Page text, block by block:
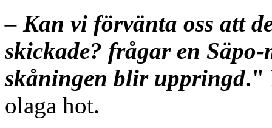
– Kan vi förvänta oss att
skickade? frågar en
skåningen blir uppringd."
olaga hot.